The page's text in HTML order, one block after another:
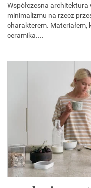
Współczesna
minimalizmu na rzecz
charakterem. Materiałem,
ceramika....